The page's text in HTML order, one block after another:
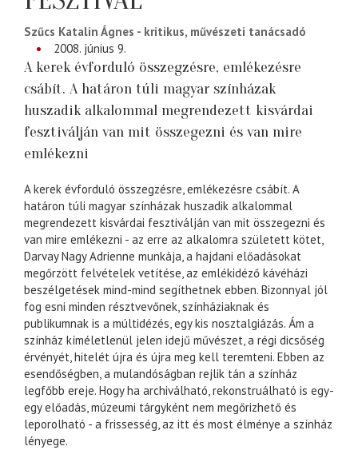
Szűcs Katalin Ágnes - kritikus, művészeti tanácsadó
2008. június 9.
A kerek évforduló összegzésre, emlékezésre
csábít. A határon túli magyar színházak
huszadik alkalommal megrendezett kisvárdai
fesztiválján van mit összegezni és van mire
emlékezni
A kerek évforduló összegzésre, emlékezésre csábít. A
határon túli magyar színházak huszadik alkalommal
megrendezett kisvárdai fesztiválján van mit összegezni és
van mire emlékezni - az erre az alkalomra született kötet,
Darvay Nagy Adrienne munkája, a hajdani előadásokat
megőrzött felvételek vetítése, az emlékidéző kávéházi
beszélgetések mind-mind segíthetnek ebben. Bizonnyal jól
fog esni minden résztvevőnek, színháziaknak és
publikumnak is a múltidézés, egy kis nosztalgiázás. Ám a
színház kíméletlenül jelen idejű művészet, a régi dicsőség
érvényét, hitelét újra és újra meg kell teremteni. Ebben az
esendőségben, a mulandóságban rejlik tán a színház
legfőbb ereje. Hogy ha archiválható, rekonstruálható is egy-
egy előadás, múzeumi tárgyként nem megőrizhető és
leporolható - a frissesség, az itt és most élménye a színház
lényege.